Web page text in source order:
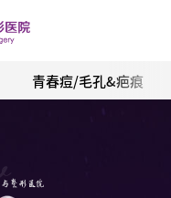
青春痘/毛孔&疤痕